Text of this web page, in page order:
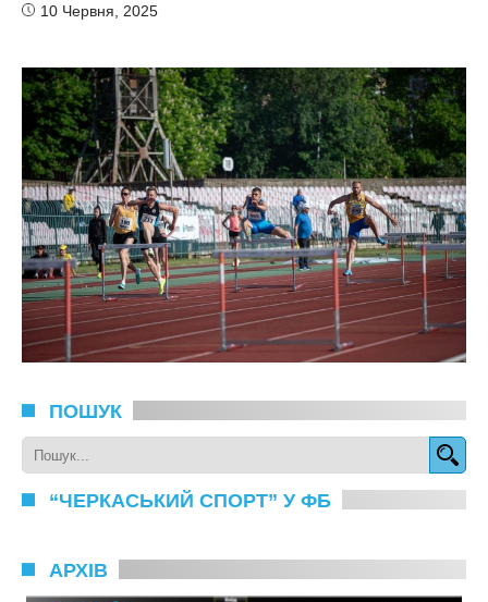
10 Червня, 2025
ПОШУК
“ЧЕРКАСЬКИЙ СПОРТ” У ФБ
АРХІВ